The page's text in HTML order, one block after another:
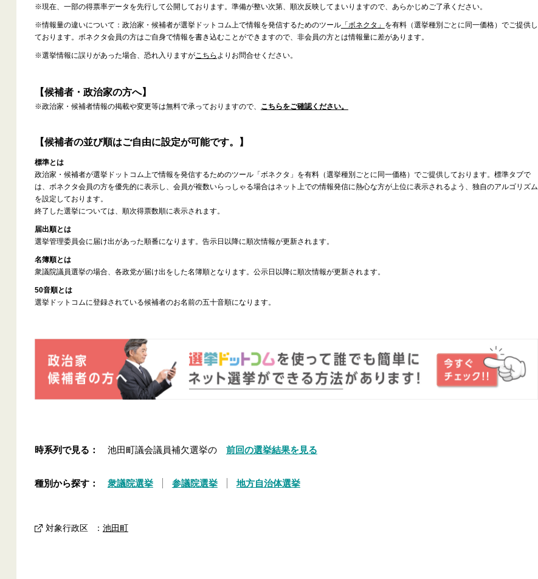
※現在、一部の得票率データを先行して公開しております。準備が整い次第、順次反映してまいりますので、あらかじめご了承ください。
※情報量の違いについて：政治家・候補者が選挙ドットコム上で情報を発信するためのツール「ボネクタ」 を有料（選挙種別ごとに同一価格）でご提供し
ております。ボネクタ会員の方はご自身で情報を書き込むことができますので、非会員の方とは情報量に差があります。
※選挙情報に誤りがあった場合、恐れ入りますがこちら よりお問合せください。
【候補者・政治家の方へ】
※政治家・候補者情報の掲載や変更等は無料で承っておりますので、 こちらをご確認ください。
【候補者の並び順はご自由に設定が可能です。】
標準とは
政治家・候補者が選挙ドットコム上で情報を発信するためのツール「ボネクタ」を有料（選挙種別ごとに同一価格）でご提供しております。標準タブで
は、ボネクタ会員の方を優先的に表示し、会員が複数いらっしゃる場合はネット上での情報発信に熱心な方が上位に表示されるよう、独自のアルゴリズム
を設定しております。
終了した選挙については、順次得票数順に表示されます。
届出順とは
選挙管理委員会に届け出があった順番になります。告示日以降に順次情報が更新されます。
名簿順とは
衆議院議員選挙の場合、各政党が届け出をした名簿順となります。公示日以降に順次情報が更新されます。
50音順とは
選挙ドットコムに登録されている候補者のお名前の五十音順になります。
時系列で見る： 池田町議会議員補欠選挙の 前回の選挙結果を見る
種別から探す： 衆議院選挙 参議院選挙 地方自治体選挙
対象行政区 ： 池田町